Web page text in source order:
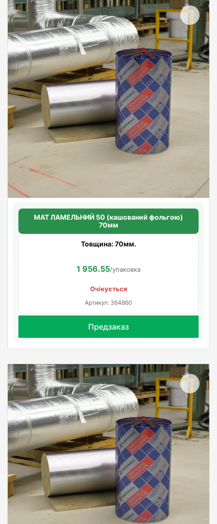
МАТ ЛАМЕЛЬНИЙ 50 (кашований фольгою)
70мм
Товщина: 70мм.
1 956.55/упаковка
Очікується
Артикул: 364860
Предзаказ